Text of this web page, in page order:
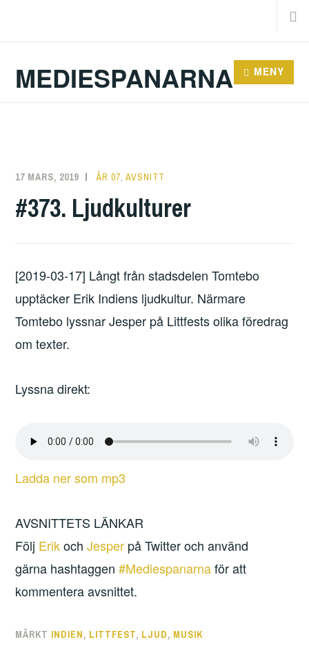
Sök
MEDIESPANARNA MENY
17 MARS, 2019
ERIK
ÅR 07,AVSNITT
#373. Ljudkulturer
[2019-03-17] Långt från stadsdelen Tomtebo
upptäcker Erik Indiens ljudkultur. Närmare
Tomtebo lyssnar Jesper på Littfests olika föredrag
om texter.
Lyssna direkt:
Ladda ner som mp3
AVSNITTETS LÄNKAR
Följ ErikochJesper på Twitter och använd
gärna hashtaggen#Mediespanarnaför att
kommentera avsnittet.
MÄRKT INDIEN, LITTFEST, LJUD, MUSIK